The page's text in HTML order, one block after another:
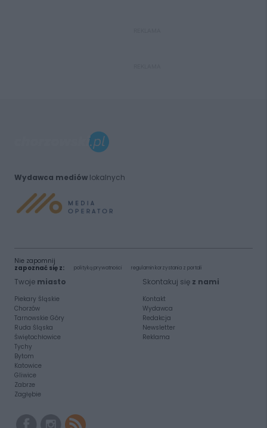
Wydawca mediówlokalnych
Nie zapomnij
zapoznać się z:
polityką prywatności regulamin korzystania z portali
Twoje miasto
Piekary Śląskie
Chorzów
Tarnowskie Góry
Ruda Śląska
Świętochłowice
Tychy
Bytom
Katowice
Gliwice
Zabrze
Zagłębie
Skontakuj się z nami
Kontakt
Wydawca
Redakcja
Newsletter
Reklama